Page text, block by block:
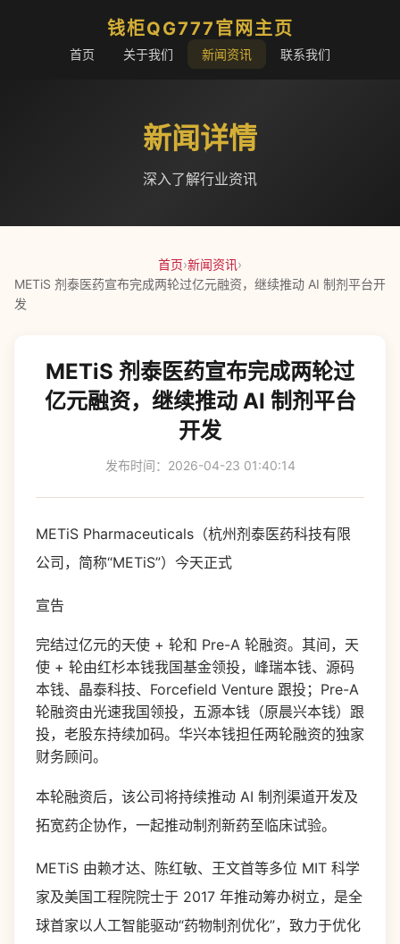
钱柜QG777官网主页
首页 关于我们 新闻资讯 联系我们
新闻详情
深入了解行业资讯
首页›新闻资讯›
METiS 剂泰医药宣布完成两轮过亿元融资，继续推动 AI 制剂平台开
发
METiS 剂泰医药宣布完成两轮过
亿元融资，继续推动 AI 制剂平台
开发
发布时间：2026-04-23 01:40:14
METiS Pharmaceuticals（杭州剂泰医药科技有限
公司，简称“METiS”）今天正式
宣告
完结过亿元的天使 + 轮和 Pre-A 轮融资。其间，天
使 + 轮由红杉本钱我国基金领投，峰瑞本钱、源码
本钱、晶泰科技、Forcefield Venture 跟投；Pre-A
轮融资由光速我国领投，五源本钱（原晨兴本钱）跟
投，老股东持续加码。华兴本钱担任两轮融资的独家
财务顾问。
本轮融资后，该公司将持续推动 AI 制剂渠道开发及
拓宽药企协作，一起推动制剂新药至临床试验。
METiS 由赖才达、陈红敏、王文首等多位 MIT 科学
家及美国工程院院士于 2017 年推动筹办树立，是全
球首家以人工智能驱动“药物制剂优化”，致力于优化